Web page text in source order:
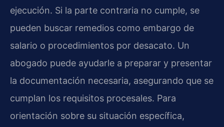
ejecución. Si la parte contraria no cumple, se
pueden buscar remedios como embargo de
salario o procedimientos por desacato. Un
abogado puede ayudarle a preparar y presentar
la documentación necesaria, asegurando que se
cumplan los requisitos procesales. Para
orientación sobre su situación específica,